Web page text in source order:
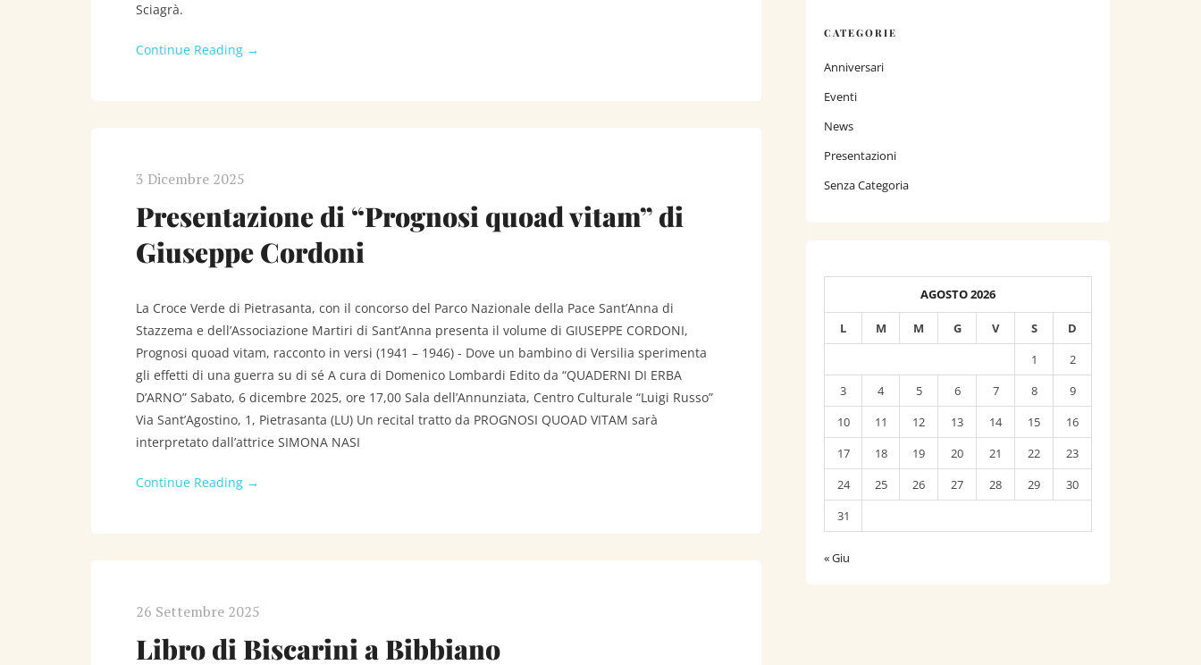
Sciagrà.
Continue Reading →
3 Dicembre 2025
Presentazione di “Prognosi quoad vitam” di
Giuseppe Cordoni
La Croce Verde di Pietrasanta, con il concorso del Parco Nazionale della Pace Sant’Anna di
Stazzema e dell’Associazione Martiri di Sant’Anna presenta il volume di GIUSEPPE CORDONI,
Prognosi quoad vitam, racconto in versi (1941 – 1946) - Dove un bambino di Versilia sperimenta
gli effetti di una guerra su di sé A cura di Domenico Lombardi Edito da “QUADERNI DI ERBA
D’ARNO” Sabato, 6 dicembre 2025, ore 17,00 Sala dell’Annunziata, Centro Culturale “Luigi Russo”
Via Sant’Agostino, 1, Pietrasanta (LU) Un recital tratto da PROGNOSI QUOAD VITAM sarà
interpretato dall’attrice SIMONA NASI
Continue Reading →
26 Settembre 2025
Libro di Biscarini a Bibbiano
CATEGORIE
Anniversari
Eventi
News
Presentazioni
Senza Categoria
AGOSTO 2026
L M M G V S
D
1
2
3
4 5 6 7 8
9
10
11 12 13 14 15
16
17
18 19 20 21 22
23
24
25 26 27 28 29
30
31
« Giu